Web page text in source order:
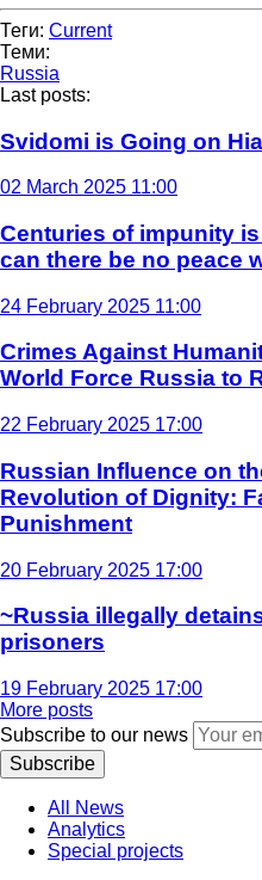
Теги: Current
Теми:
Russia
Last posts:
Svidomi is Going on
02 March 2025 11:00
Centuries of impunity
can there be no peace
24 February 2025 11:00
Crimes Against
World Force Russia to
22 February 2025 17:00
Russian Influence on
Revolution of Dignity:
Punishment
20 February 2025 17:00
~Russia illegally
prisoners
19 February 2025 17:00
More posts
Subscribe to our news
Subscribe
All News
Analytics
Special projects